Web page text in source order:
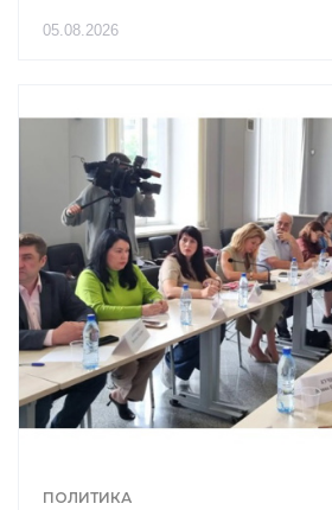
«катать» «Колобка»
08.08.2026 10:00
В Красноярском крае
оградить реку забором
08.08.2026 09:00
Прогноз погоды в
августа
05.08.2026
ПОЛИТИКА